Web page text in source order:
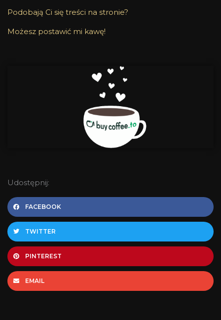
Podobają Ci się treści na stronie?
Możesz postawić mi kawę!
Udostępnij:
FACEBOOK
TWITTER
PINTEREST
EMAIL